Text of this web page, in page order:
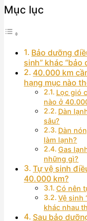
Mục lục
Bảo dưỡng
sinh” khác “bảo
40.000 km
hạng mục nào
Lọc gió
nào ở
Dàn
sâu?
Dàn
làm lạnh?
Gas
những gì?
Tự vệ sinh
40.000 km?
Có nên
Vệ sinh
khác nhau
Sau bảo